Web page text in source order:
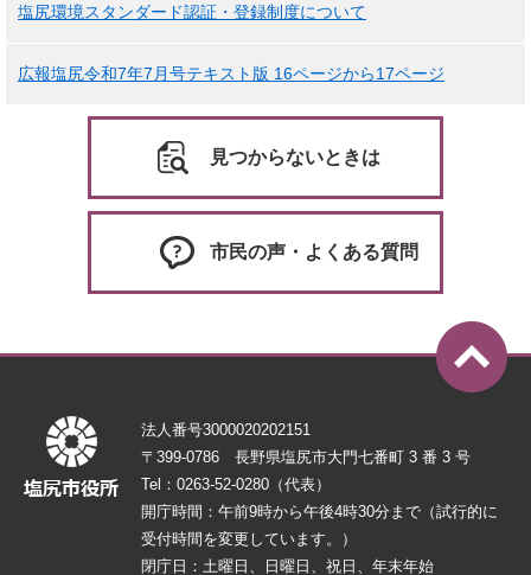
塩尻環境スタンダード認証・登録制度について
広報塩尻令和7年7月号テキスト版 16ページから17ページ
見つからないときは
市民の声・よくある質問
法人番号3000020202151
〒399-0786 長野県塩尻市大門七番町 3 番 3 号
Tel：0263-52-0280（代表）
開庁時間：午前9時から午後4時30分まで（試行的に
受付時間を変更しています。）
閉庁日：土曜日、日曜日、祝日、年末年始